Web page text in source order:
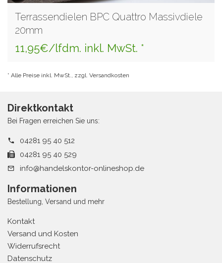
Terrassendielen BPC Quattro Massivdiele
20mm
11,95€/lfdm. inkl. MwSt. *
* Alle Preise inkl. MwSt., zzgl. Versandkosten
Direktkontakt
Bei Fragen erreichen Sie uns:
04281 95 40 512
04281 95 40 529
info@handelskontor-onlineshop.de
Informationen
Bestellung, Versand und mehr
Kontakt
Versand und Kosten
Widerrufsrecht
Datenschutz